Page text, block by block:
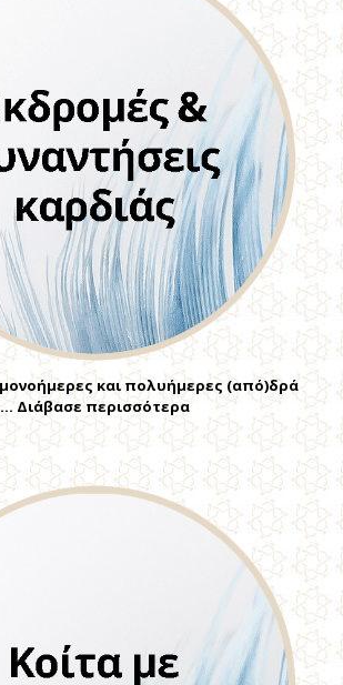
και πολυήμερες (από)δρά
… Διάβασε περισσότερα